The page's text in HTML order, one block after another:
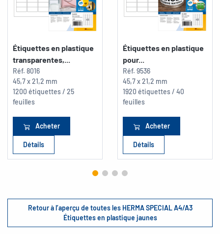
Étiquettes en plastique
transparentes,...
Réf. 8016
45,7 x 21,2 mm
1200 étiquettes / 25
feuilles
Acheter
Détails
Étiquettes en plastique
pour...
Réf. 9536
45,7 x 21,2 mm
1920 étiquettes / 40
feuilles
Acheter
Détails
Retour à l’aperçu de toutes les HERMA SPECIAL A4/A3
Étiquettes en plastique jaunes